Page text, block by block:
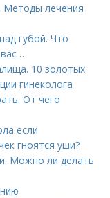
Методы лечения
губой. Что
…
10 золотых
гинеколога
От чего
если
гноятся уши?
Можно ли делать